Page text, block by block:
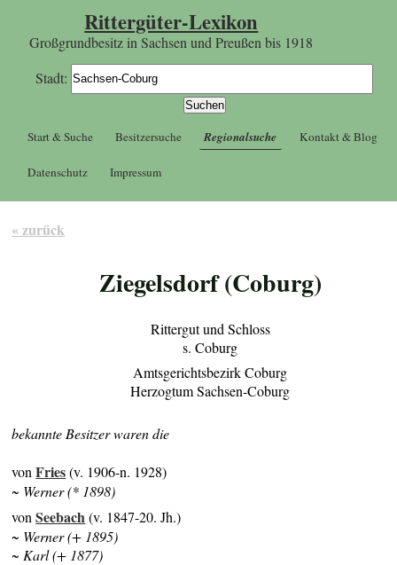
Rittergüter-Lexikon
Großgrundbesitz in Sachsen und Preußen bis 1918
Stadt:
Start & Suche Besitzersuche Regionalsuche Kontakt & Blog
Datenschutz Impressum
« zurück
Ziegelsdorf (Coburg)
Rittergut und Schloss
s. Coburg
Amtsgerichtsbezirk Coburg
Herzogtum Sachsen-Coburg
bekannte Besitzer waren die
vonFries(v. 1906-n. 1928)
~ Werner (* 1898)
vonSeebach(v. 1847-20. Jh.)
~ Werner (+ 1895)
~ Karl (+ 1877)